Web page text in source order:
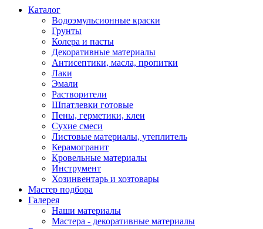
Каталог
Водоэмульсионные краски
Грунты
Колера и пасты
Декоративные материалы
Антисептики, масла, пропитки
Лаки
Эмали
Растворители
Шпатлевки готовые
Пены, герметики, клеи
Сухие смеси
Листовые материалы, утеплитель
Керамогранит
Кровельные материалы
Инструмент
Хозинвентарь и хозтовары
Мастер подбора
Галерея
Наши материалы
Мастера - декоративные материалы